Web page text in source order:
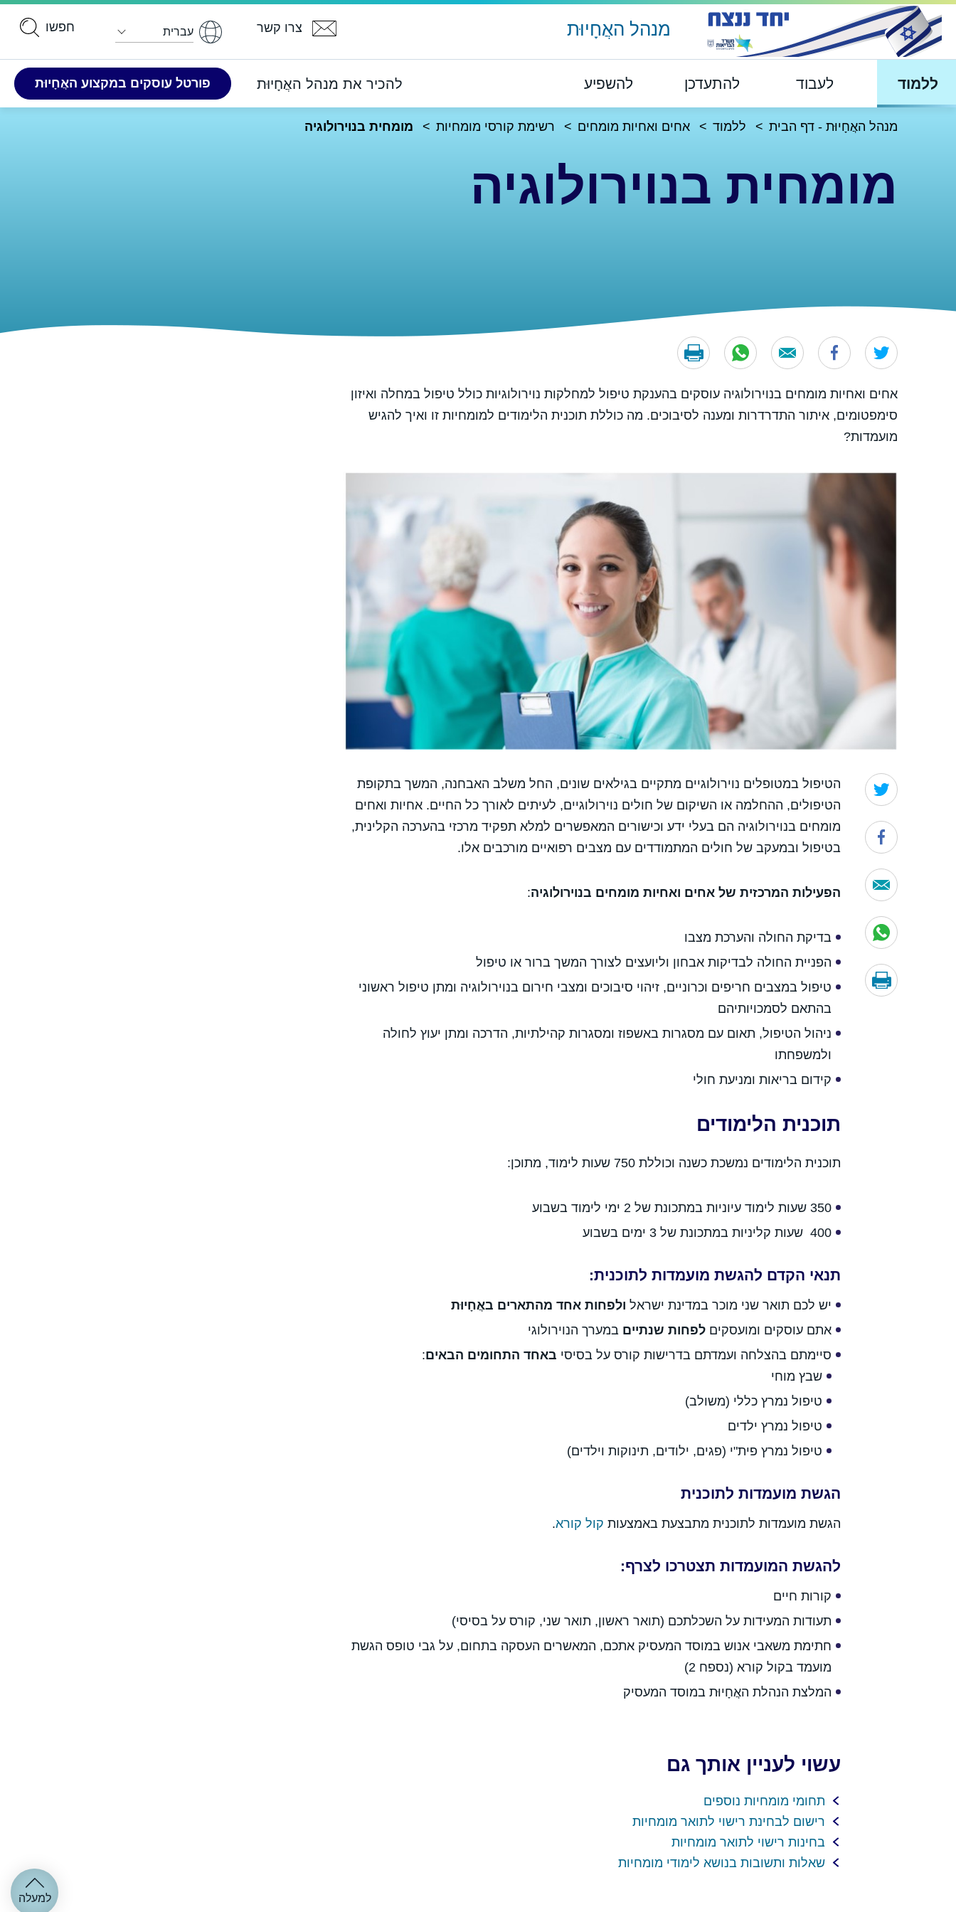
מנהל האֲחָיוּת עברית
ללמוד לעבוד להתעדכן להשפיע להכיר את מנהל האֲחָיוּת פורטל ​​עוסקים במקצוע האֲחָיוּת
מנהל האֲחָיוּת - דף הבית ללמוד אחים ואחיות מומחים רשימת קורסי מומחיות מומחית בנוירולוגיה
מומחית בנוירולוגיה
אחים ואחיות מומחים בנוירולוגיה עוסקים בהענקת טיפול למחלקות נוירולוגיות כולל טיפול במחלה ואיזון
סימפטומים, איתור התדרדרות ומענה לסיבוכים. מה כוללת תוכנית הלימודים למומחיות זו ואיך להגיש
מועמדות?
הטיפול במטופלים נוירולוגיים מתקיים בגילאים שונים, החל משלב האבחנה, המשך בתקופת
הטיפולים, ההחלמה או השיקום של חולים נוירולוגיים, לעיתים לאורך כל החיים. אחיות ואחים
מומחים בנוירולוגיה הם בעלי ידע וכישורים המאפשרים למלא תפקיד מרכזי בהערכה הקלינית,
בטיפול ובמעקב של חולים המתמודדים עם מצבים רפואיים מורכבים אלו.
הפעילות המרכזית של אחים ואחיות מומחים בנוירולוגיה:
בדיקת החולה והערכת מצבו
הפניית החולה לבדיקות אבחון וליועצים לצורך המשך ברור או טיפול
טיפול במצבים חריפים וכרוניים, זיהוי סיבוכים ומצבי חירום בנוירולוגיה ומתן טיפול ראשוני
בהתאם לסמכויותיהם
ניהול הטיפול, תאום עם מסגרות באשפוז ומסגרות קהילתיות, הדרכה ומתן יעוץ לחולה
ולמשפחתו
קידום בריאות ומניעת חולי
תוכנית הלימודים
תוכנית הלימודים נמשכת כשנה וכוללת 750 שעות לימוד, מתוכן:
350 שעות לימוד עיוניות במתכונת של 2 ימי לימוד בשבוע
400 שעות קליניות במתכונת של 3 ימים בשבוע
תנאי הקדם להגשת מועמדות לתוכנית:
יש לכם תואר שני מוכר במדינת ישראל ולפחות אחד מהתארים באֲחָיוּת
אתם עוסקים ומועסקים לפחות שנתיים במערך הנוירולוגי
סיימתם בהצלחה ועמדתם בדרישות קורס על בסיסי באחד התחומים הבאים:
שבץ מוחי
טיפול נמרץ כללי (משולב)
טיפול נמרץ ילדים
טיפול נמרץ פית"י (פגים, ילודים, תינוקות וילדים)
הגשת מועמדות לתוכנית
הגשת מועמדות לתוכנית מתבצעת באמצעות קול קורא.
להגשת המועמדות תצטרכו לצרף:
קורות חיים
תעודות המעידות על השכלתכם (תואר ראשון, תואר שני, קורס על בסיסי)
חתימת משאבי אנוש במוסד המעסיק אתכם, המאשרים העסקה בתחום, על גבי טופס הגשת
מועמד בקול קורא (נספח 2)
המלצת הנהלת האֲחָיוּת במוסד המעסיק
עשוי לעניין אותך גם
תחומי מומחיות נוספים
רישום לבחינת רישוי לתואר מומחיות
בחינות רישוי לתואר מומחיות
שאלות ותשובות בנושא לימודי מומחיות
למעלה